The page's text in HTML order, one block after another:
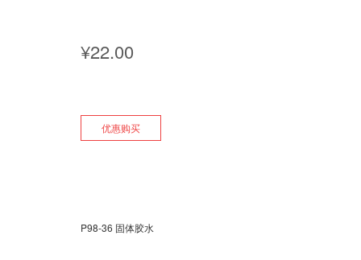
¥22.00
优惠购买
P98-36 固体胶水